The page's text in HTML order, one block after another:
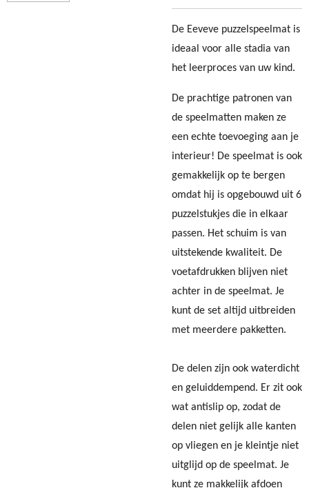
De Eeveve puzzelspeelmat is
ideaal voor alle stadia van
het leerproces van uw kind.
De prachtige patronen van
de speelmatten maken ze
een echte toevoeging aan je
interieur! De speelmat is ook
gemakkelijk op te bergen
omdat hij is opgebouwd uit 6
puzzelstukjes die in elkaar
passen. Het schuim is van
uitstekende kwaliteit. De
voetafdrukken blijven niet
achter in de speelmat. Je
kunt de set altijd uitbreiden
met meerdere pakketten.
De delen zijn ook waterdicht
en geluiddempend. Er zit ook
wat antislip op, zodat de
delen niet gelijk alle kanten
op vliegen en je kleintje niet
uitglijd op de speelmat. Je
kunt ze makkelijk afdoen